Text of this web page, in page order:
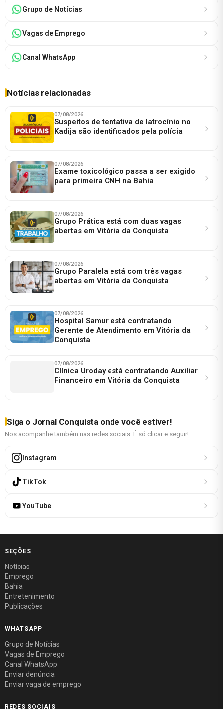
Grupo de Notícias
Vagas de Emprego
Canal WhatsApp
Notícias relacionadas
07/08/2026
Suspeitos de tentativa de latrocínio no
Kadija são identificados pela polícia
07/08/2026
Exame toxicológico passa a ser exigido
para primeira CNH na Bahia
07/08/2026
Grupo Prática está com duas vagas
abertas em Vitória da Conquista
07/08/2026
Grupo Paralela está com três vagas
abertas em Vitória da Conquista
07/08/2026
Hospital Samur está contratando
Gerente de Atendimento em Vitória da
Conquista
07/08/2026
Clínica Uroday está contratando Auxiliar
Financeiro em Vitória da Conquista
Siga o Jornal Conquista onde você estiver!
Nos acompanhe também nas redes sociais. É só clicar e seguir!
Instagram
TikTok
YouTube
SEÇÕES
Notícias
Emprego
Bahia
Entretenimento
Publicações
WHATSAPP
Grupo de Notícias
Vagas de Emprego
Canal WhatsApp
Enviar denúncia
Enviar vaga de emprego
REDES SOCIAIS